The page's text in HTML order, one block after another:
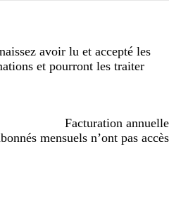
avoir lu et accepté les
et pourront les traiter
Facturation annuelle
Facturation annuelle
mensuels n’ont pas accès